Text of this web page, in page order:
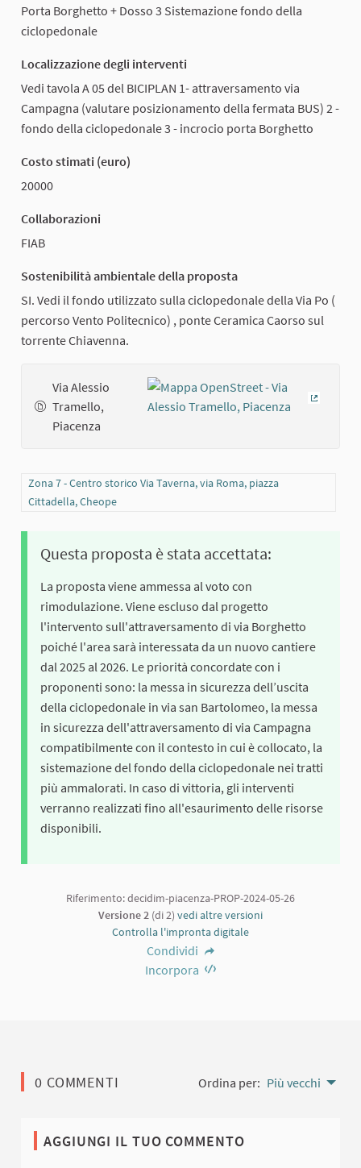
Porta Borghetto + Dosso 3 Sistemazione fondo della
ciclopedonale
Localizzazione degli interventi
Vedi tavola A 05 del BICIPLAN 1- attraversamento via
Campagna (valutare posizionamento della fermata BUS) 2 -
fondo della ciclopedonale 3 - incrocio porta Borghetto
Costo stimati (euro)
20000
Collaborazioni
FIAB
Sostenibilità ambientale della proposta
SI. Vedi il fondo utilizzato sulla ciclopedonale della Via Po (
percorso Vento Politecnico) , ponte Ceramica Caorso sul
torrente Chiavenna.
Via Alessio
Tramello,
Piacenza
Filtra i risultati per categoria: Zona 7 - Centro storico Via Taverna, via
Zona 7 - Centro storico Via Taverna, via Roma, piazza
Cittadella, Cheope
Questa proposta è stata accettata:
La proposta viene ammessa al voto con
rimodulazione. Viene escluso dal progetto
l'intervento sull'attraversamento di via Borghetto
poiché l'area sarà interessata da un nuovo cantiere
dal 2025 al 2026. Le priorità concordate con i
proponenti sono: la messa in sicurezza dell’uscita
della ciclopedonale in via san Bartolomeo, la messa
in sicurezza dell'attraversamento di via Campagna
compatibilmente con il contesto in cui è collocato, la
sistemazione del fondo della ciclopedonale nei tratti
più ammalorati. In caso di vittoria, gli interventi
verranno realizzati fino all'esaurimento delle risorse
disponibili.
Riferimento: decidim-piacenza-PROP-2024-05-26
Versione 2 (di 2) vedi altre versioni
Controlla l'impronta digitale
Condividi
Incorpora
0 COMMENTI Ordina per: Più vecchi
AGGIUNGI IL TUO COMMENTO